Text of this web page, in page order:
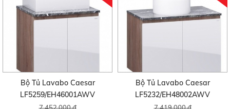
Bộ Tủ Lavabo Caesar
LF5259/EH46001AWV
Bộ Tủ Lavabo Caesar
LF5232/EH48002AWV